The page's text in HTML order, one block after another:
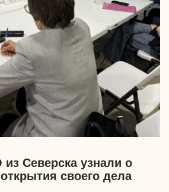
Северска узнали о
своего дела